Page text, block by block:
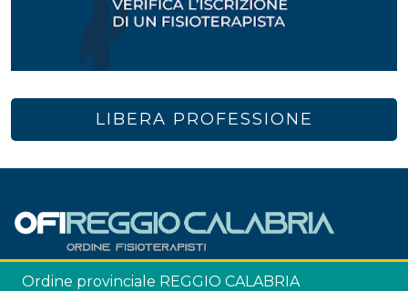
LIBERA PROFESSIONE
Ordine provinciale REGGIO CALABRIA